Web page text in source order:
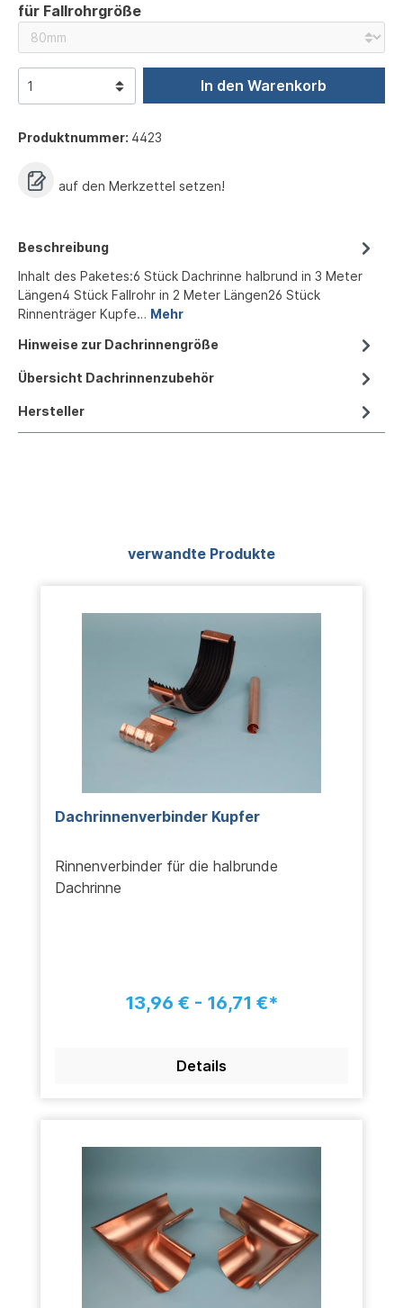
für Fallrohrgrößeauswählen
In den Warenkorb
Produktnummer: 4423
auf den Merkzettel setzen!
Beschreibung
Inhalt des Paketes:6 Stück Dachrinne halbrund in 3 Meter
Längen4 Stück Fallrohr in 2 Meter Längen26 Stück
Rinnenträger Kupfe… Mehr
Hinweise zur Dachrinnengröße
Übersicht Dachrinnenzubehör
Hersteller
Produktgalerie überspringen
verwandte Produkte
Dachrinnenverbinder Kupfer
Rinnenverbinder für die halbrunde
Dachrinne
13,96 € - 16,71 €*
Details